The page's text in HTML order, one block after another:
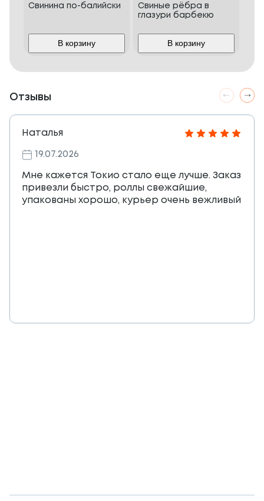
Свинина по-балийски
В корзину
Свиные рёбра в
глазури барбекю
В корзину
Отзывы
Наталья
19.07.2026
Мне кажется Токио стало еще лучше. Заказ
привезли быстро, роллы свежайшие,
упакованы хорошо, курьер очень вежливый